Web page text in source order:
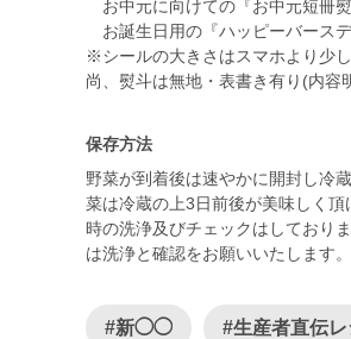
お中元に向けての『お中元短冊
お誕生日用の『ハッピーバース
※シールの大きさはスマホより少し
尚、熨斗は無地・表書き有り(内容
保存方法
野菜が到着後は速やかに開封し冷
菜は冷蔵の上3日前後が美味しく
時の洗浄及びチェックはしており
は洗浄と確認をお願いいたします。
#新◯◯ #生産者直伝レ